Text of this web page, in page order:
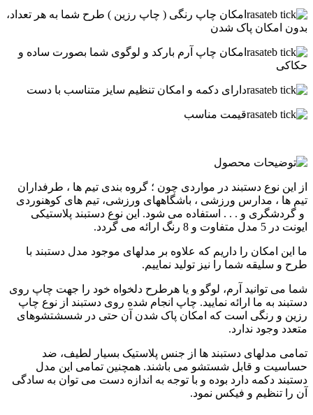
امکان چاپ رنگی ( چاپ رزین ) طرح شما به هر تعداد،
بدون امکان پاک شدن
امکان چاپ آرم بارکد و لوگوی شما بصورت ساده و
حکاکی
دارای دکمه و امکان تنظیم سایز متناسب با دست
قیمت مناسب
از این نوع دستبند در مواردی چون ؛ گروه بندی تیم ها ، طرفداران
تیم ها ، مدارس ورزشی ، باشگاههای ورزشی، تیم های کوهنوردی
و گردشگری و . . . استفاده می شود. این نوع دستبند پلاستیکی
ایونت در 5 مدل متفاوت و 8 رنگ ارائه می گردد.
ما این امکان را داریم که علاوه بر مدلهای موجود مدل دستبند با
طرح و سلیقه شما را نیز تولید نماییم.
شما می توانید آرم، لوگو و یا هرطرح دلخواه خود را جهت چاپ روی
دستبند به ما ارائه نمایید. چاپ انجام شده روی دستبند از نوع چاپ
رزین و رنگی است که امکان پاک شدن آن حتی در شسشتشوهای
متعدد وجود ندارد.
تمامی مدلهای دستبند ها از جنس پلاستیک بسیار لطیف، ضد
حساسیت و قابل شستشو می باشند. همچنین تمامی این مدل
دستبند دکمه دارد بوده و با توجه به اندازه دست می توان به سادگی
آن را تنظیم و فیکس نمود.